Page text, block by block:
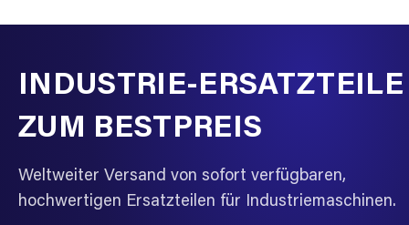
INDUSTRIE-ERSATZTEILE
ZUM BESTPREIS
Weltweiter Versand von sofort verfügbaren,
hochwertigen Ersatzteilen für Industriemaschinen.